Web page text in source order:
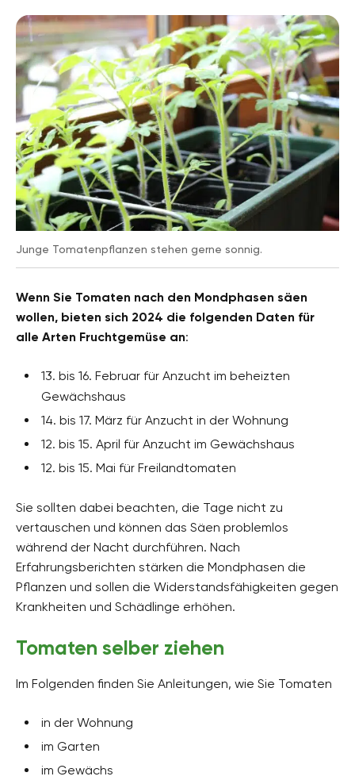
Junge Tomatenpflanzen stehen gerne sonnig.
Wenn Sie Tomaten nach den Mondphasen säen
wollen, bieten sich 2024 die folgenden Daten für
alle Arten Fruchtgemüse an:
13. bis 16. Februar für Anzucht im beheizten
Gewächshaus
14. bis 17. März für Anzucht in der Wohnung
12. bis 15. April für Anzucht im Gewächshaus
12. bis 15. Mai für Freilandtomaten
Sie sollten dabei beachten, die Tage nicht zu
vertauschen und können das Säen problemlos
während der Nacht durchführen. Nach
Erfahrungsberichten stärken die Mondphasen die
Pflanzen und sollen die Widerstandsfähigkeiten gegen
Krankheiten und Schädlinge erhöhen.
Tomaten selber ziehen
Im Folgenden finden Sie Anleitungen, wie Sie Tomaten
in der Wohnung
im Garten
im Gewächs